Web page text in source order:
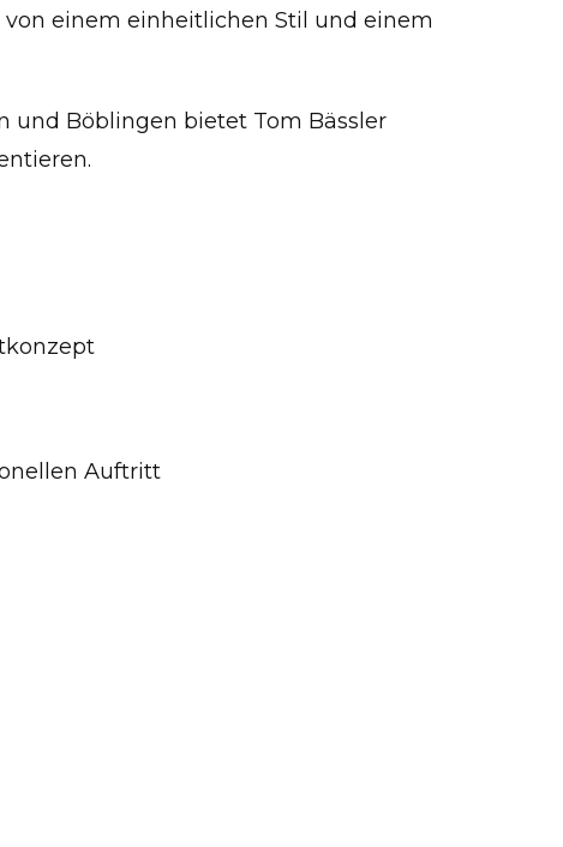
einem einheitlichen Stil und einem
und Böblingen bietet Tom Bässler
Auftritt